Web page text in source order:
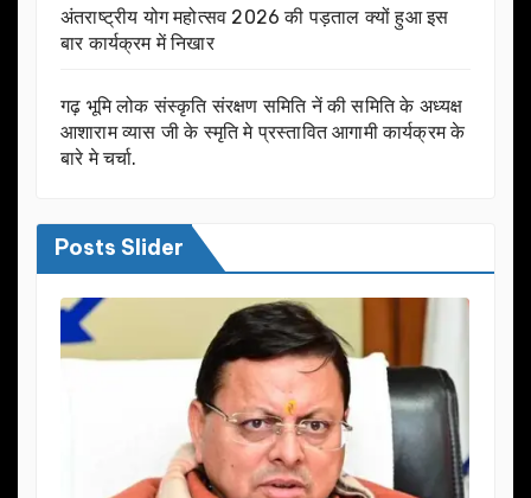
अंतराष्ट्रीय योग महोत्सव 2026 की पड़ताल क्यों हुआ इस
बार कार्यक्रम में निखार
गढ़ भूमि लोक संस्कृति संरक्षण समिति नें की समिति के अध्यक्ष
आशाराम व्यास जी के स्मृति मे प्रस्तावित आगामी कार्यक्रम के
बारे मे चर्चा.
Posts Slider